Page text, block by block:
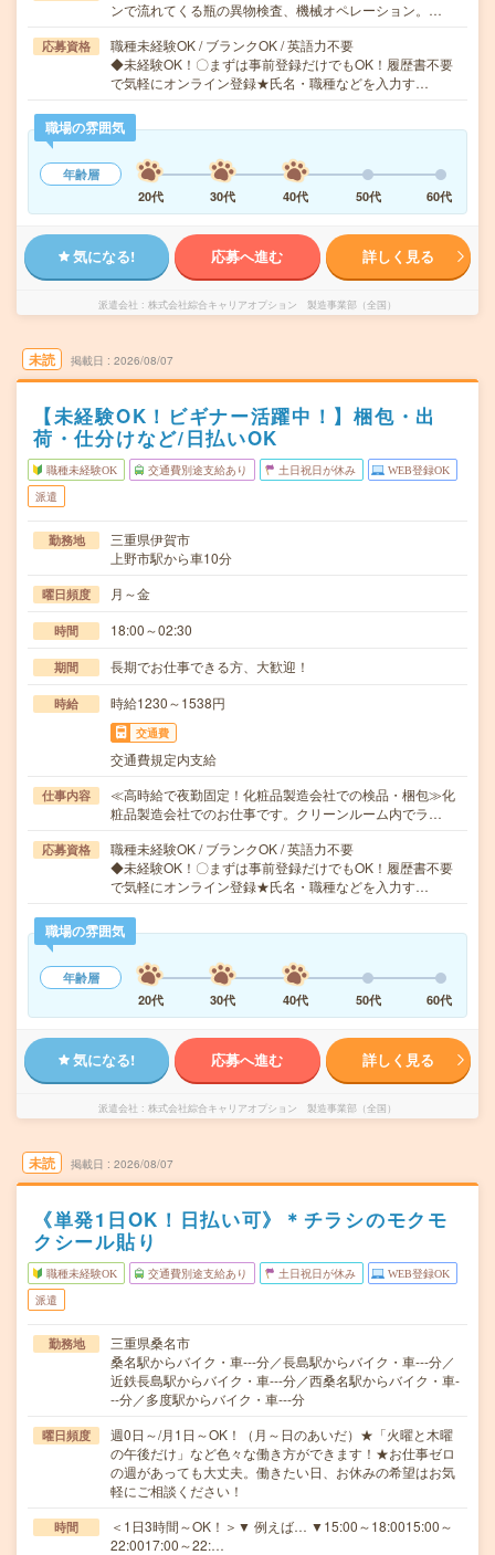
ンで流れてくる瓶の異物検査、機械オペレーション。…
応募資格
職種未経験OK / ブランクOK / 英語力不要
◆未経験OK！〇まずは事前登録だけでもOK！履歴書不要
で気軽にオンライン登録★氏名・職種などを入力す…
職場の雰囲気
年齢層
20代
30代 40代 50代 60代
気になる! 応募へ進む 詳しく見る
派遣会社 株式会社綜合キャリアオプション 製造事業部（全国）
未読 掲載日 2026/08/07
【未経験OK！ビギナー活躍中！】梱包・出
荷・仕分けなど/日払いOK
職種未経験OK 交通費別途支給あり 土日祝日が休み WEB登録OK
派遣
勤務地
三重県伊賀市
上野市駅から車10分
曜日頻度 月～金
時間 18:00～02:30
期間 長期でお仕事できる方、大歓迎！
時給 時給1230～1538円
交通費
交通費規定内支給
仕事内容
≪高時給で夜勤固定！化粧品製造会社での検品・梱包≫化
粧品製造会社でのお仕事です。クリーンルーム内でラ…
応募資格
職種未経験OK / ブランクOK / 英語力不要
◆未経験OK！〇まずは事前登録だけでもOK！履歴書不要
で気軽にオンライン登録★氏名・職種などを入力す…
職場の雰囲気
年齢層
20代
30代 40代 50代 60代
気になる! 応募へ進む 詳しく見る
派遣会社 株式会社綜合キャリアオプション 製造事業部（全国）
未読 掲載日 2026/08/07
《単発1日OK！日払い可》＊チラシのモクモ
クシール貼り
職種未経験OK 交通費別途支給あり 土日祝日が休み WEB登録OK
派遣
勤務地
三重県桑名市
桑名駅からバイク・車---分／長島駅からバイク・車---分／
近鉄長島駅からバイク・車---分／西桑名駅からバイク・車-
--分／多度駅からバイク・車---分
曜日頻度
週0日～/月1日～OK！（月～日のあいだ）★「火曜と木曜
の午後だけ」など色々な働き方ができます！★お仕事ゼロ
の週があっても大丈夫。働きたい日、お休みの希望はお気
軽にご相談ください！
時間
＜1日3時間～OK！＞▼ 例えば… ▼15:00～18:0015:00～
22:0017:00～22:…